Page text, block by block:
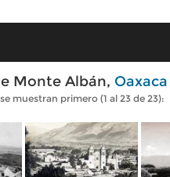
Monte Albán, Oaxaca
muestran primero (1 al 23 de 23):